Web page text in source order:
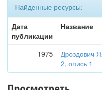
Найденные ресурсы:
Дата
публикации
Название
1975
Дроздович
2, опись 1